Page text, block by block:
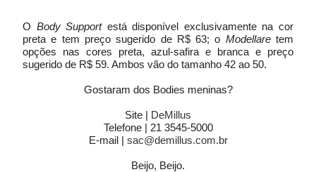
O Body Supportestá disponível exclusivamente na cor
preta e tem preço sugerido de R$ 63; o Modellaretem
opções nas cores preta, azul-safira e branca e preço
sugerido de R$ 59. Ambos vão do tamanho 42 ao 50.
Gostaram dos Bodies meninas?
Site | DeMillus
Telefone | 21 3545-5000
E-mail | sac@demillus.com.br
Beijo, Beijo.